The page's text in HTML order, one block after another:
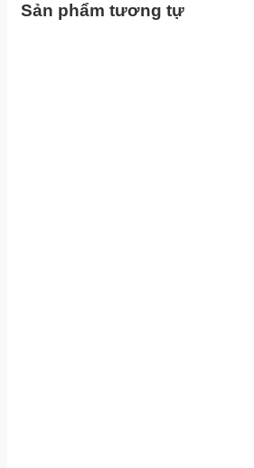
Sản phẩm tương tự